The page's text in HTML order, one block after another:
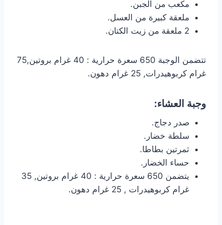
مكعب من الجبن.
ملعقة كبيرة من العسل.
2 ملعقة من زيت الكتان.
تتضمن الوجبة 650 سعرة حرارية : 40 غرام بروتين,75
غرام كربوهيدرات, 25 غرام دهون.
وجبة العشاء:
صدر دجاج.
سلطة خضار.
ثمرتين بطاطا.
حساء الخضار.
يتضمن 650 سعرة حرارية : 40 غرام بروتين, 35
غرام كربوهيدرات , 25 غرام دهون.